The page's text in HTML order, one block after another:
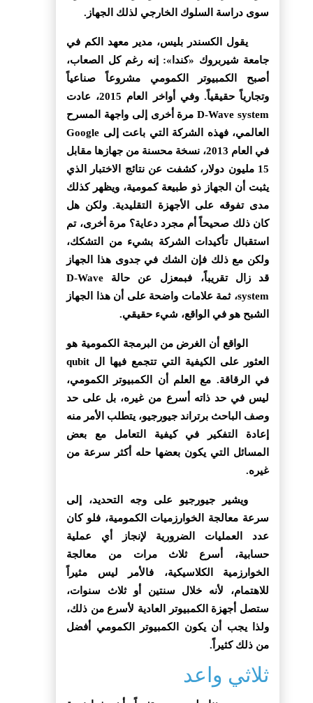
سوى دراسة السلوك الخارجي لذلك الجهاز.
يقول الكسندر بليس، مدير معهد الكم في
جامعة شيربروك «كندا»: إنه رغم كل الصعاب،
أصبح الكمبيوتر الكمومي مشروعاً صناعياً
وتجارياً حقيقياً. وفي أواخر العام 2015، عادت
D-Wave system مرة أخرى إلى واجهة المسرح
العالمي، فهذه الشركة التي باعت إلى Google
في العام 2013، نسخة محسنة من جهازها مقابل
15 مليون دولار، كشفت عن نتائج الاختبار الذي
يثبت أن الجهاز ذو طبيعة كمومية، ويظهر كذلك
مدى تفوقه على الأجهزة التقليدية. ولكن هل
كان ذلك صحيحاً أم مجرد دعاية؟ مرة أخرى، تم
استقبال تأكيدات الشركة بشيء من التشكك،
ولكن مع ذلك فإن الشك في جدوى هذا الجهاز
قد زال تقريباً، فبمعزل عن حالة D-Wave
system، ثمة علامات واضحة على أن هذا الجهاز
الشبح هو في الواقع، شيء حقيقي.
الواقع أن الغرض من البرمجة الكمومية هو
العثور على الكيفية التي تتجمع فيها ال qubit
في الرقاقة. مع العلم أن الكمبيوتر الكمومي،
ليس في حد ذاته أسرع من غيره، بل على حد
وصف الباحث برتراند جيورجيو، يتطلب الأمر منه
إعادة التفكير في كيفية التعامل مع بعض
المسائل التي يكون بعضها حله أكثر سرعة من
غيره.
ويشير جيورجيو على وجه التحديد، إلى
سرعة معالجة الخوارزميات الكمومية، فلو كان
عدد العمليات الضرورية لإنجاز أي عملية
حسابية، أسرع ثلاث مرات من معالجة
الخوارزمية الكلاسيكية، فالأمر ليس مثيراً
للاهتمام، لأنه خلال سنتين أو ثلاث سنوات،
ستصل أجهزة الكمبيوتر العادية لأسرع من ذلك،
ولذا يجب أن يكون الكمبيوتر الكمومي أفضل
من ذلك كثيراً.
ثلاثي واعد